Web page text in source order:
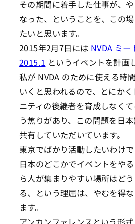
その期間に着手した仕事が、
なった、ということを、この
たいと思います。
2015年2月7日には NVDA ミ
2015.1 というイベントを計画
私が NVDA のために使える時
いくと思われるので、とにか
ニティの後継者を育成しなく
う焦りがあり、この問題を日
共有していただいています。
東京でばかり活動したいわけで
日本のどこかでイベントをや
ら人が集まりやすい場所はど
る、という理屈は、やむを得
ます。